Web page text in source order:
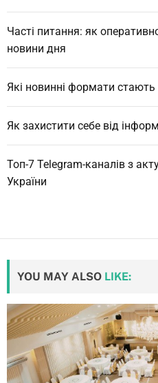
Часті питання: як
новини дня
Які новинні формати
Як захистити себе від
Топ-7 Telegram-каналів з
України
YOU MAY ALSO LIKE: